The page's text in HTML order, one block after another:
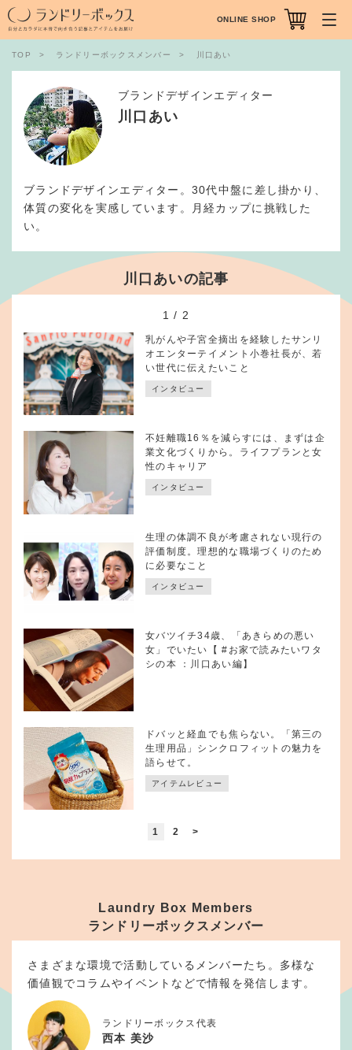
TOP ランドリーボックスメンバー 川口あい
ブランドデザインエディター
川口あい
ブランドデザインエディター。30代中盤に差し掛かり、
体質の変化を実感しています。月経カップに挑戦した
い。
川口あいの記事
1 / 2
乳がんや子宮全摘出を経験したサンリ
オエンターテイメント小巻社長が、若
い世代に伝えたいこと
インタビュー
不妊離職16％を減らすには、まずは企
業文化づくりから。ライフプランと女
性のキャリア
インタビュー
生理の体調不良が考慮されない現行の
評価制度。理想的な職場づくりのため
に必要なこと
インタビュー
女バツイチ34歳、「あきらめの悪い
女」でいたい【 #お家で読みたいワタ
シの本 ：川口あい編】
ドバッと経血でも焦らない。「第三の
生理用品」シンクロフィットの魅力を
語らせて。
アイテムレビュー
1 2 >
Laundry Box Members
ランドリーボックスメンバー
さまざまな環境で活動しているメンバーたち。多様な
価値観でコラムやイベントなどで情報を発信します。
ランドリーボックス代表
西本 美沙
ONLINE SHOP